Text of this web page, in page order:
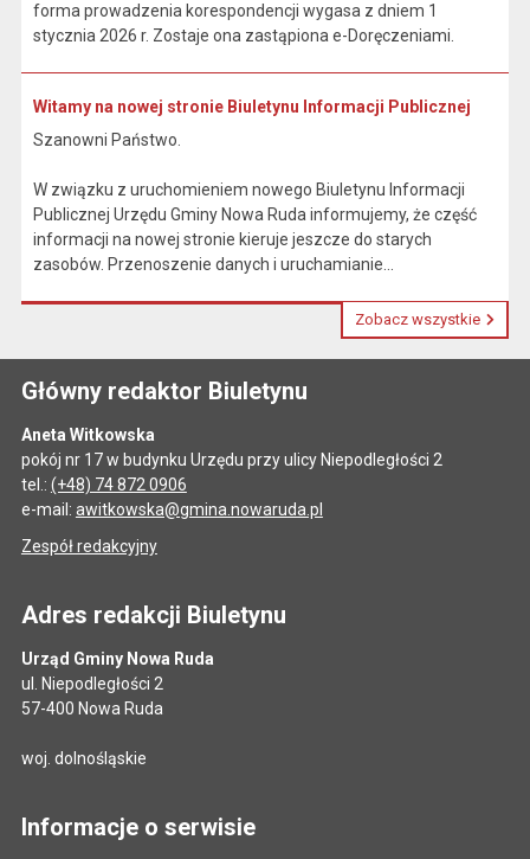
forma prowadzenia korespondencji wygasa z dniem 1
stycznia 2026 r. Zostaje ona zastąpiona e-Doręczeniami.
Witamy na nowej stronie Biuletynu Informacji Publicznej
Szanowni Państwo.
W związku z uruchomieniem nowego Biuletynu Informacji
Publicznej Urzędu Gminy Nowa Ruda informujemy, że część
informacji na nowej stronie kieruje jeszcze do starych
zasobów. Przenoszenie danych i uruchamianie...
Zobacz wszystkie
Główny redaktor Biuletynu
Aneta Witkowska
pokój nr 17 w budynku Urzędu przy ulicy Niepodległości 2
tel.: (+48) 74 872 0906
e-mail: awitkowska@gmina.nowaruda.pl
Zespół redakcyjny
Adres redakcji Biuletynu
Urząd Gminy Nowa Ruda
ul. Niepodległości 2
57-400 Nowa Ruda
woj. dolnośląskie
Informacje o serwisie